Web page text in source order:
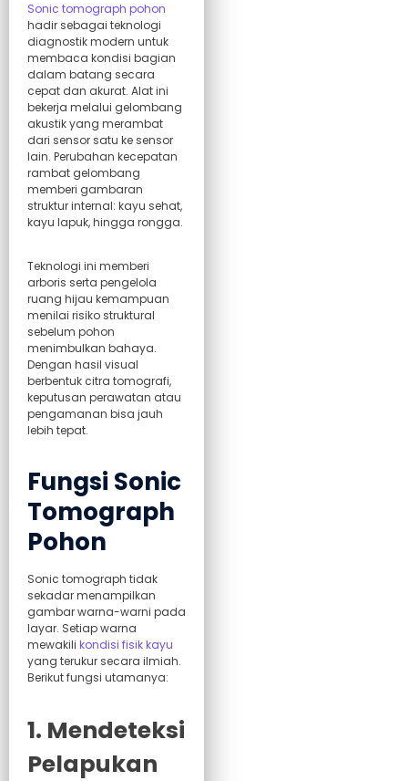
Sonic tomograph pohon
hadir sebagai teknologi
diagnostik modern untuk
membaca kondisi bagian
dalam batang secara
cepat dan akurat. Alat ini
bekerja melalui gelombang
akustik yang merambat
dari sensor satu ke sensor
lain. Perubahan kecepatan
rambat gelombang
memberi gambaran
struktur internal: kayu sehat,
kayu lapuk, hingga rongga.
Teknologi ini memberi
arboris serta pengelola
ruang hijau kemampuan
menilai risiko struktural
sebelum pohon
menimbulkan bahaya.
Dengan hasil visual
berbentuk citra tomografi,
keputusan perawatan atau
pengamanan bisa jauh
lebih tepat.
Fungsi Sonic
Tomograph
Pohon
Sonic tomograph tidak
sekadar menampilkan
gambar warna-warni pada
layar. Setiap warna
mewakili kondisi fisik kayu
yang terukur secara ilmiah.
Berikut fungsi utamanya:
1. Mendeteksi
Pelapukan